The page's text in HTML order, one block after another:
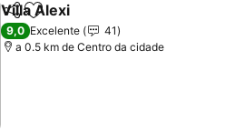
PartilharAdicionar aos favoritos
Villa Alexi
9,0 Excelente
41
a 0.5 km de Centro da cidade